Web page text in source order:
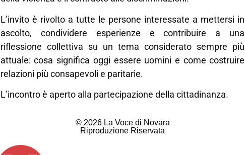
L’invito è rivolto a tutte le persone interessate a mettersi in
ascolto, condividere esperienze e contribuire a una
riflessione collettiva su un tema considerato sempre più
attuale: cosa significa oggi essere uomini e come costruire
relazioni più consapevoli e paritarie.
L’incontro è aperto alla partecipazione della cittadinanza.
© 2026 La Voce di Novara
Riproduzione Riservata